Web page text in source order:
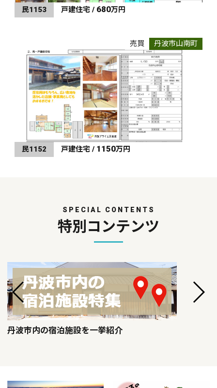
民1153 戸建住宅 / 680万円
売買 丹波市山南町
民1152 戸建住宅 / 1150万円
SPECIAL CONTENTS
特別コンテンツ
丹波市内の宿泊施設を一挙紹介